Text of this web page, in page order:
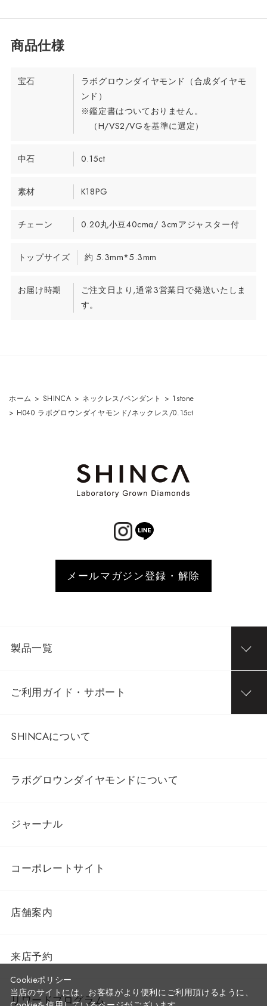
宝石
ラボグロウンダイヤモンド（合成ダイヤモ
ンド）
※鑑定書はついておりません。
（H/VS2/VGを基準に選定）
中石 0.15ct
素材 K18PG
チェーン 0.20丸小豆40cmα/ 3cmアジャスター付
トップサイズ 約 5.3mm*5.3mm
お届け時期
ご注文日より,通常3営業日で発送いたしま
す。
ホーム > SHINCA > ネックレス/ペンダント > 1stone
> H040 ラボグロウンダイヤモンド/ネックレス/0.15ct
メールマガジン登録・解除
製品一覧
ご利用ガイド・サポート
SHINCAについて
ラボグロウンダイヤモンドについて
ジャーナル
コーポレートサイト
店舗案内
来店予約
リワードプログラム
Cookieポリシー
当店のサイトには、お客様がより便利にご利用頂けるように、